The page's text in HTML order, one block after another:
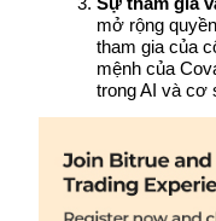
USDC Futures
Futures sử dụng
mở rộng
tham gia của
mệnh của
trong AI và cơ